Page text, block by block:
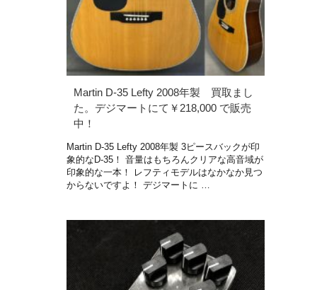
Martin D-35 Lefty 2008年製 買取まし
た。デジマートにて￥218,000 で販売
中！
Martin D-35 Lefty 2008年製 3ピースバックが印
象的なD-35！ 音量はもちろんクリアな高音域が
印象的な一本！ レフティモデルはなかなか見つ
からないですよ！ デジマートに …